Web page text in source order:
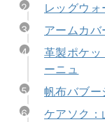
レッグウ
アームカ
革製ポケッ
ーニュ
帆布バブ
ケアソク：